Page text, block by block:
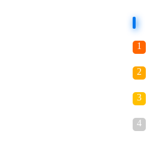
1
2
3
4